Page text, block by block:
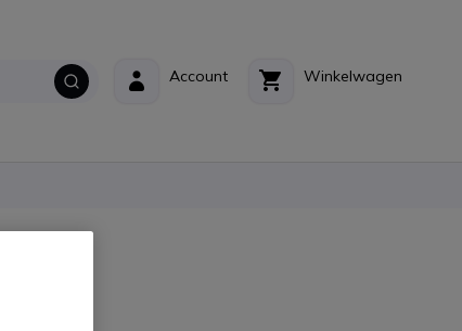
Winkelwagen
Account